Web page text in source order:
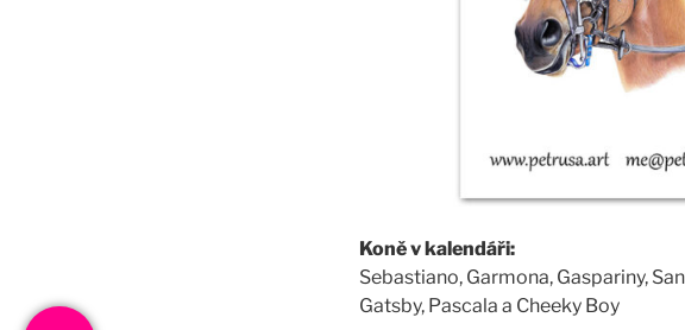
Koně v kalendáři:
Sebastiano, Garmona, Gaspariny,
Gatsby, Pascala a Cheeky Boy